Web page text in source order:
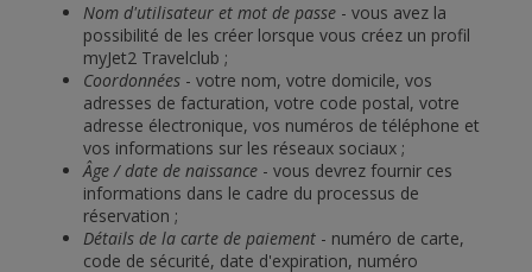
Nom d'utilisateur et mot de passe - vous avez la
possibilité de les créer lorsque vous créez un profil
myJet2 Travelclub ;
Coordonnées - votre nom, votre domicile, vos
adresses de facturation, votre code postal, votre
adresse électronique, vos numéros de téléphone et
vos informations sur les réseaux sociaux ;
Âge / date de naissance - vous devrez fournir ces
informations dans le cadre du processus de
réservation ;
Détails de la carte de paiement - numéro de carte,
code de sécurité, date d'expiration, numéro